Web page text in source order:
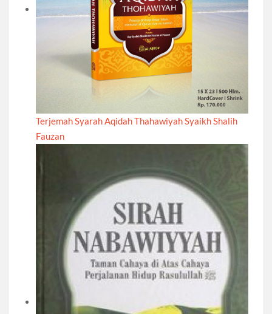
Terjemah Syarah Aqidah Thahawiyah Syaikh Shalih
Fauzan